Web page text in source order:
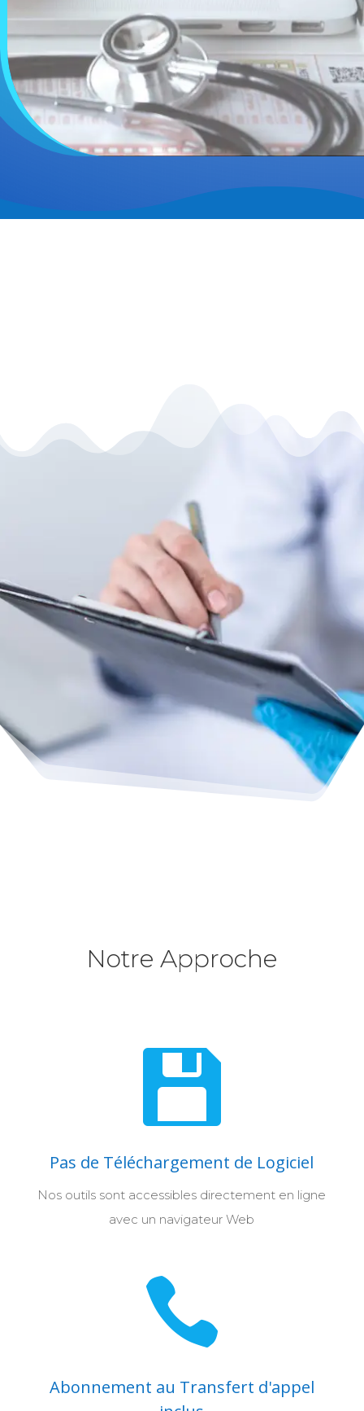
Notre Approche

Pas de Téléchargement de Logiciel
Nos outils sont accessibles directement en ligne
avec un navigateur Web

Abonnement au Transfert d'appel